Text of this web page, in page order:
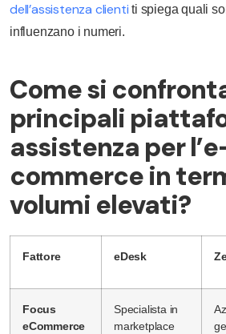
dell’assistenza clienti ti spiega quali
influenzano i numeri.
Come si
principali
assistenza per
commerce in
volumi elevati?
Fattore eDesk
Focus
eCommerce
Specialista in
marketplace